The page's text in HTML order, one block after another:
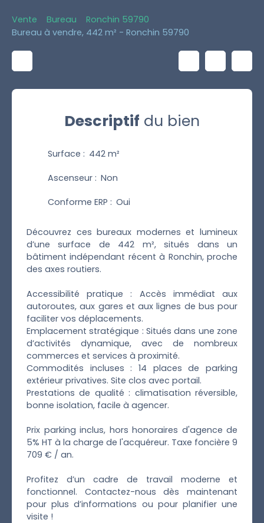
Vente Bureau
Ronchin 59790
Bureau à vendre, 442 m² - Ronchin 59790
Descriptif du bien
Surface : 442 m²
Ascenseur : Non
Conforme ERP : Oui
Découvrez ces bureaux modernes et lumineux
d’une surface de 442 m², situés dans un
bâtiment indépendant récent à Ronchin, proche
des axes routiers.
Accessibilité pratique : Accès immédiat aux
autoroutes, aux gares et aux lignes de bus pour
faciliter vos déplacements.
Emplacement stratégique : Situés dans une zone
d’activités dynamique, avec de nombreux
commerces et services à proximité.
Commodités incluses : 14 places de parking
extérieur privatives. Site clos avec portail.
Prestations de qualité : climatisation réversible,
bonne isolation, facile à agencer.
Prix parking inclus, hors honoraires d'agence de
5% HT à la charge de l'acquéreur. Taxe foncière 9
709 € / an.
Profitez d’un cadre de travail moderne et
fonctionnel. Contactez-nous dès maintenant
pour plus d’informations ou pour planifier une
visite !